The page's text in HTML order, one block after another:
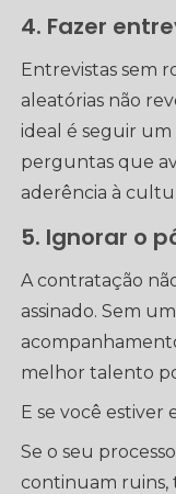
4. Fazer
Entrevistas sem
aleatórias não
ideal é seguir
perguntas que
aderência à
5. Ignorar o
A contratação
assinado. Sem
melhor talento
E se você estiver
Se o seu
continuam ruins,